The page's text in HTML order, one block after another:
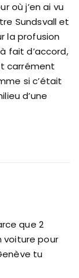
où j’en ai vu
Sundsvall et
la profusion
fait d’accord,
carrément
si c’était
d’une
que 2
voiture pour
tu